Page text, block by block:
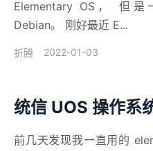
Elementary OS， 但
Debian。 刚好最近 E...
折腾 2022-01-03
统信 UOS 操作系
前几天发现我一直用的